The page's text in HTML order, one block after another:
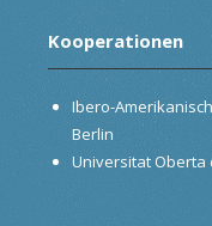
Kooperationen
Ibero-
Berlin
Universitat Oberta